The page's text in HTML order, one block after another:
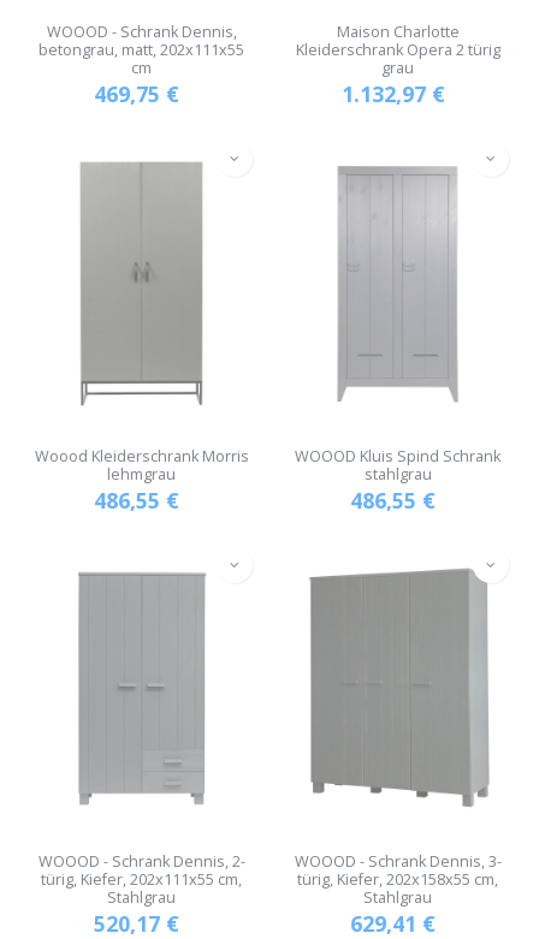
WOOOD - Schrank Dennis,
betongrau, matt, 202x111x55
cm
469,75 €
Maison Charlotte
Kleiderschrank Opera 2 türig
grau
1.132,97€
Woood Kleiderschrank Morris
lehmgrau
486,55 €
WOOOD Kluis Spind Schrank
stahlgrau
486,55 €
WOOOD - Schrank Dennis, 2-
türig, Kiefer, 202x111x55 cm,
Stahlgrau
520,17 €
WOOOD - Schrank Dennis, 3-
türig, Kiefer, 202x158x55 cm,
Stahlgrau
629,41 €